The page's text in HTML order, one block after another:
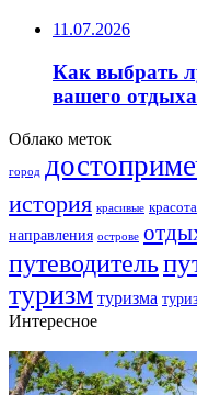
11.07.2026
Как выбрать
вашего
Облако меток
город
история красивые красота
направления острове
путеводитель
туризм туризма
Интересное